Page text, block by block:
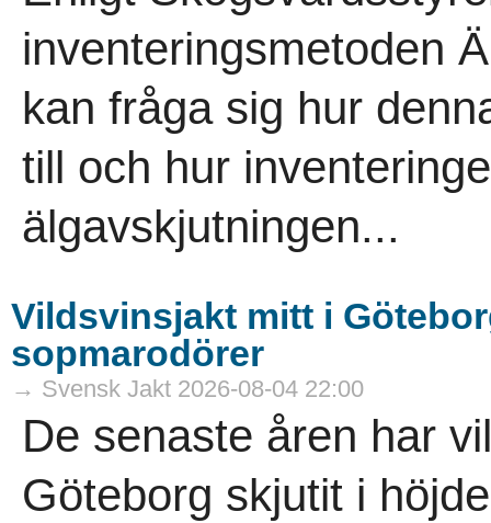
inventeringsmetoden
kan fråga sig hur
till och hur
älgavskjutningen...
Vildsvinsjakt mitt i
sopmarodörer
→ Svensk Jakt 2026-08-04 22:00
De senaste åren har
Göteborg skjutit i